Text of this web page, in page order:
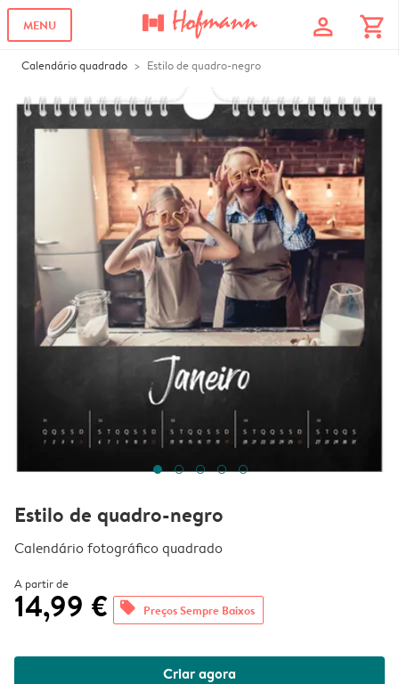
MENU profile shopping_cart
Calendário quadrado Estilo de quadro-negro
Estilo de quadro-negro
Calendário fotográfico quadrado
A partir de
14,99 € offers Preços Sempre Baixos
Criar agora